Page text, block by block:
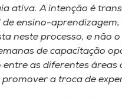
ativa. A intenção é
de ensino-
neste processo, e não
de capacitação
as diferentes áreas
a troca de